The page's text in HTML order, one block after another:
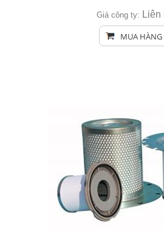
Giá công ty: Liên
MUA HÀNG